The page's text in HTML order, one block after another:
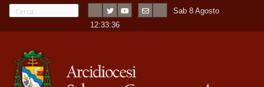
Sab 8 Agosto
12:33:36